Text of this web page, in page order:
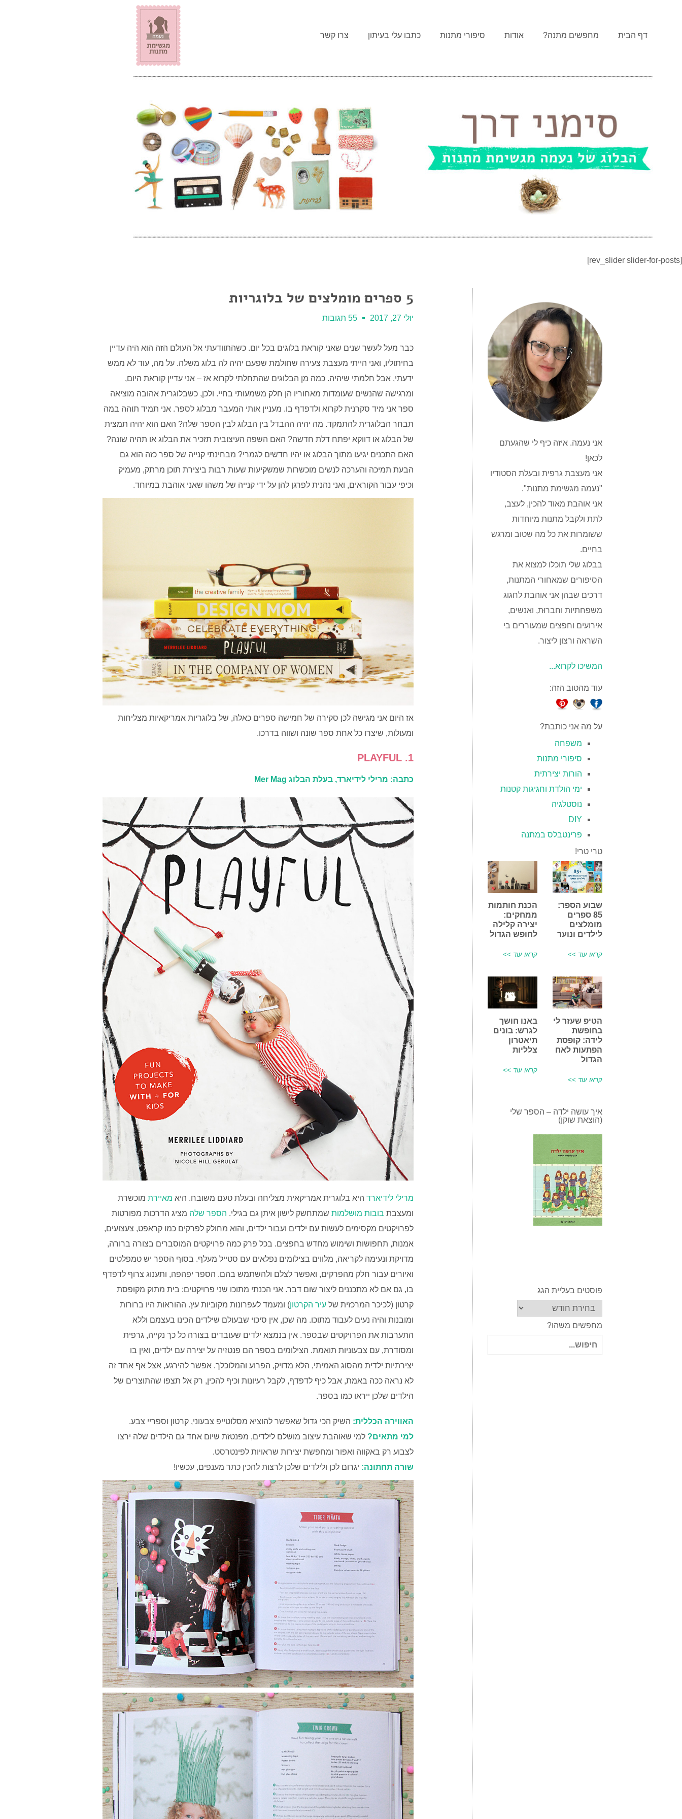
דף הבית מחפשים מתנה? אודות סיפורי מתנות כתבו עלי בעיתון צרו קשר
[rev_slider slider-for-posts]
אני נעמה. איזה כיף לי שהגעתם
לכאן!
אני מעצבת גרפית ובעלת הסטודיו
"נעמה מגשימת מתנות".
אני אוהבת מאוד להכין, לעצב,
לתת ולקבל מתנות מיוחדות
ששומרות את כל מה שטוב ומרגש
בחיים.
בבלוג שלי תוכלו למצוא את
הסיפורים שמאחורי המתנות,
דרכים שבהן אני אוהבת לחגוג
משפחתיות וחברוּת, ואנשים,
אירועים וחפצים שמעוררים בי
השראה ורצון ליצור.
המשיכו לקרוא...
עוד מהטוב הזה:
על מה אני כותבת?
משפחה
סיפורי מתנות
הורות יצירתית
ימי הולדת וחגיגות קטנות
נוסטלגיה
DIY
פרינטבלס במתנה
טרי טרי!
שבוע הספר:
85 ספרים
מומלצים
לילדים ונוער
קראו עוד >>
הכנת חותמות
ממחקים:
יצירה קלילה
לחופש הגדול
קראו עוד >>
הטיפ שעזר לי
בחופשת
לידה: קופסת
הפתעות לאח
הגדול
קראו עוד >>
באנו חושך
לגרש: בונים
תיאטרון
צלליות
קראו עוד >>
איך עושה ילדה – הספר שלי
(הוצאת שוקן)
פוסטים בעליית הגג
מחפשים משהו?
חיפוש
עבור:
5 ספרים מומלצים של בלוגריות
יולי 27, 2017 55 תגובות
כבר מעל לעשר שנים שאני קוראת בלוגים בכל יום. כשהתוודעתי אל העולם הזה הוא היה עדיין
בחיתוליו, ואני הייתי מעצבת צעירה שחולמת שפעם יהיה לה בלוג משלה. על מה, עוד לא ממש
ידעתי, אבל חלמתי שיהיה. כמה מן הבלוגים שהתחלתי לקרוא אז – אני עדיין קוראת היום,
ומרגישה שהנשים שעומדות מאחוריו הן חלק משמעותי בחיי. ולכן, כשבלוגרית אהובה מוציאה
ספר אני מיד סקרנית לקרוא ולדפדף בו. מעניין אותי המעבר מבלוג לספר. אני תמיד תוהה במה
תבחר הבלוגרית להתמקד. מה יהיה ההבדל בין הבלוג לבין הספר שלה? האם הוא יהיה תמצית
של הבלוג או דווקא יפתח דלת חדשה? האם השפה העיצובית תזכיר את הבלוג או תהיה שונה?
האם התכנים יגיעו מתוך הבלוג או יהיו חדשים לגמרי? מבחינתי קנייה של ספר כזה הוא גם
הבעת תמיכה והערכה לנשים מוכשרות שמשקיעות שעות רבות ביצירת תוכן מרתק, מעמיק
וכיפי עבור הקוראים, ואני נהנית לפרגן להן על ידי קנייה של משהו שאני אוהבת במיוחד.
אז היום אני מגישה לכן סקירה של חמישה ספרים כאלה, של בלוגריות אמריקאיות מצליחות
ומעולות, שיצרו כל אחת ספר שונה ושווה בדרכו.
1. PLAYFUL
כתבה: מרילי לידיארד, בעלת הבלוג Mer Mag
מרילי לידיארד היא בלוגרית אמריקאית מצליחה ובעלת טעם משובח. היא מאיירת מוכשרת
ומעצבת בובות מושלמות שמתחשק לישון איתן גם בגילי. הספר שלה מציג הדרכות מפורטות
לפרויקטים מקסימים לעשות עם ילדים ועבור ילדים, והוא מחולק לפרקים כמו קראפט, צעצועים,
אמנות, תחפושות ושימוש מחדש בחפצים. בכל פרק כמה פרויקטים המוסברים בצורה ברורה,
מדויקת ונעימה לקריאה, מלווים בצילומים נפלאים עם סטייל מעלף. בסוף הספר יש טמפלטים
ואיורים עבור חלק מהפרקים, ואפשר לצלם ולהשתמש בהם. הספר יפהפה, ותענוג צרוף לדפדף
בו, גם אם לא מתכננים ליצור שום דבר. אני הכנתי מתוכו שני פרויקטים: בית מתוק מקופסת
קרטון (לכיכר המרכזית של עיר הקרטון) ומעמד לעפרונות מקוביות עץ. ההוראות היו ברורות
ומובנות והיה נעים לעבוד מתוכו. מה שכן, אין סיכוי שבעולם שילדים הכינו בעצמם וללא
התערבות את הפרויקטים שבספר. אין בנמצא ילדים שעובדים בצורה כל כך נקייה, גרפית
ומסודרת, עם צבעוניות תואמת. הצילומים בספר הם פנטזיה על יצירה עם ילדים, ואין בו
יצירתיות ילדית מהסוג האמיתי, הלא מדויק, הפרוע והמלוכלך. אפשר להירגע, אצל אף אחד זה
לא נראה ככה באמת, אבל כיף לדפדף, לקבל רעיונות וכיף להכין, רק אל תצפו שהתוצרים של
הילדים שלכן ייראו כמו בספר.
האווירה הכללית: השיק הכי גדול שאפשר להוציא מסלוטייפ צבעוני, קרטון וספריי צבע.
למי מתאים? למי שאוהבת עיצוב מושלם לילדים, מפנטזת שיום אחד גם הילדים שלה ירצו
לצבוע רק באקווה ואפור ומחפשת יצירות שראויות לפינטרסט.
שורה תחתונה: יגרום לכן ולילדים שלכן לרצות להכין כתר מענפים, עכשיו!